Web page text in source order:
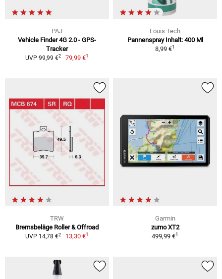
PAJ
Vehicle Finder 4G 2.0 - GPS-
Tracker
UVP 99,99 €2 79,99 €1
Louis Tech
Pannenspray Inhalt: 400 Ml
8,99 €1
TRW
Bremsbeläge Roller & Offroad
UVP 14,78 €2 13,30 €1
Garmin
zumo XT2
499,99 €1